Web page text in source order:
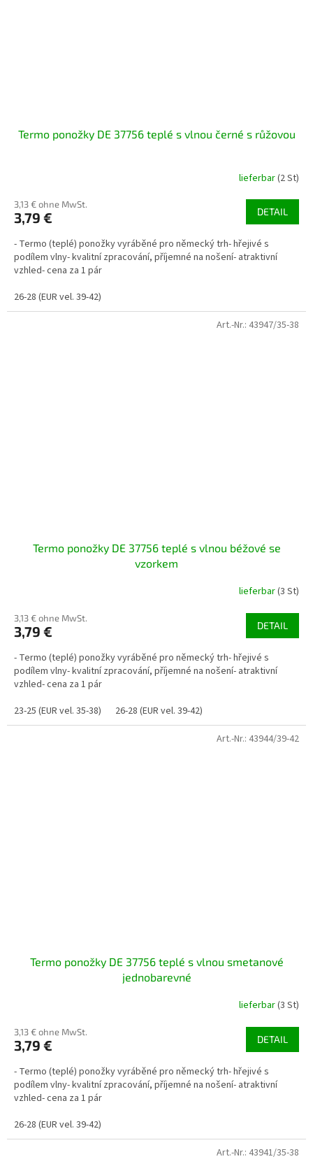
Termo ponožky DE 37756 teplé s vlnou černé s růžovou
lieferbar(2 St)
3,13 € ohne MwSt.
3,79 € DETAIL
- Termo (teplé) ponožky vyráběné pro německý trh- hřejivé s
podílem vlny- kvalitní zpracování, příjemné na nošení- atraktivní
vzhled- cena za 1 pár
26-28 (EUR vel. 39-42)
Termo ponožky DE 37756 teplé s vlnou béžové se
vzorkem
lieferbar(3 St)
3,13 € ohne MwSt.
3,79 € DETAIL
- Termo (teplé) ponožky vyráběné pro německý trh- hřejivé s
podílem vlny- kvalitní zpracování, příjemné na nošení- atraktivní
vzhled- cena za 1 pár
23-25 (EUR vel. 35-38)
26-28 (EUR vel. 39-42)
Art.-Nr.: 43947/35-38
Termo ponožky DE 37756 teplé s vlnou smetanové
jednobarevné
lieferbar(3 St)
3,13 € ohne MwSt.
3,79 € DETAIL
- Termo (teplé) ponožky vyráběné pro německý trh- hřejivé s
podílem vlny- kvalitní zpracování, příjemné na nošení- atraktivní
vzhled- cena za 1 pár
26-28 (EUR vel. 39-42)
Art.-Nr.: 43944/39-42
Art.-Nr.: 43941/35-38